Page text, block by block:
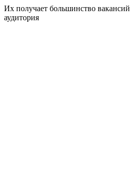
Их получает большинство вакансий
аудитория